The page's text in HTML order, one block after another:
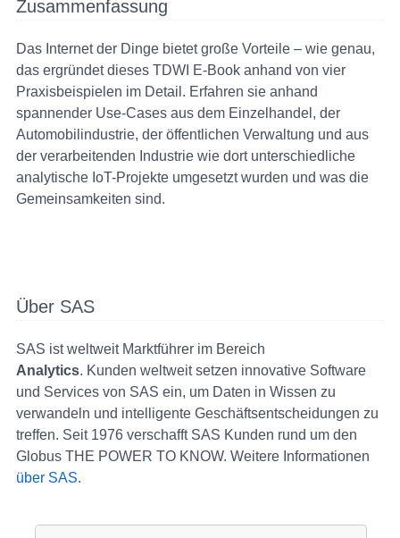
Zusammenfassung
Das Internet der Dinge bietet große Vorteile – wie genau,
das ergründet dieses TDWI E-Book anhand von vier
Praxisbeispielen im Detail. Erfahren sie anhand
spannender Use-Cases aus dem Einzelhandel, der
Automobilindustrie, der öffentlichen Verwaltung und aus
der verarbeitenden Industrie wie dort unterschiedliche
analytische IoT-Projekte umgesetzt wurden und was die
Gemeinsamkeiten sind.
Über SAS
SAS ist weltweit Marktführer im Bereich
Analytics. Kunden weltweit setzen innovative Software
und Services von SAS ein, um Daten in Wissen zu
verwandeln und intelligente Geschäftsentscheidungen zu
treffen. Seit 1976 verschafft SAS Kunden rund um den
Globus THE POWER TO KNOW. Weitere Informationen
über SAS.